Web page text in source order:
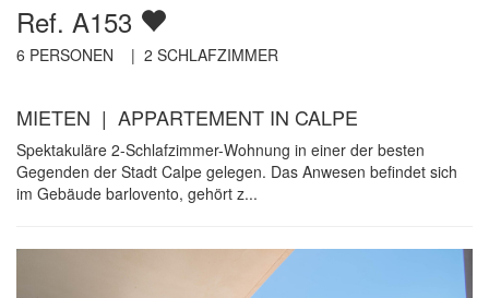
Ref. A153
6 PERSONEN | 2 SCHLAFZIMMER
MIETEN | APPARTEMENT IN CALPE
Spektakuläre 2-Schlafzimmer-Wohnung in einer der besten
Gegenden der Stadt Calpe gelegen. Das Anwesen befindet sich
im Gebäude barlovento, gehört z...